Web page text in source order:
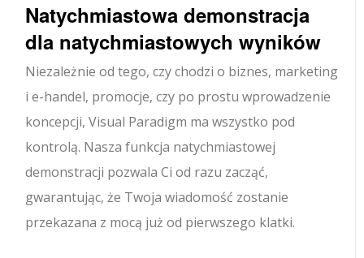
Natychmiastowa demonstracja
dla natychmiastowych wyników
Niezależnie od tego, czy chodzi o biznes, marketing
i e-handel, promocje, czy po prostu wprowadzenie
koncepcji, Visual Paradigm ma wszystko pod
kontrolą. Nasza funkcja natychmiastowej
demonstracji pozwala Ci od razu zacząć,
gwarantując, że Twoja wiadomość zostanie
przekazana z mocą już od pierwszego klatki.